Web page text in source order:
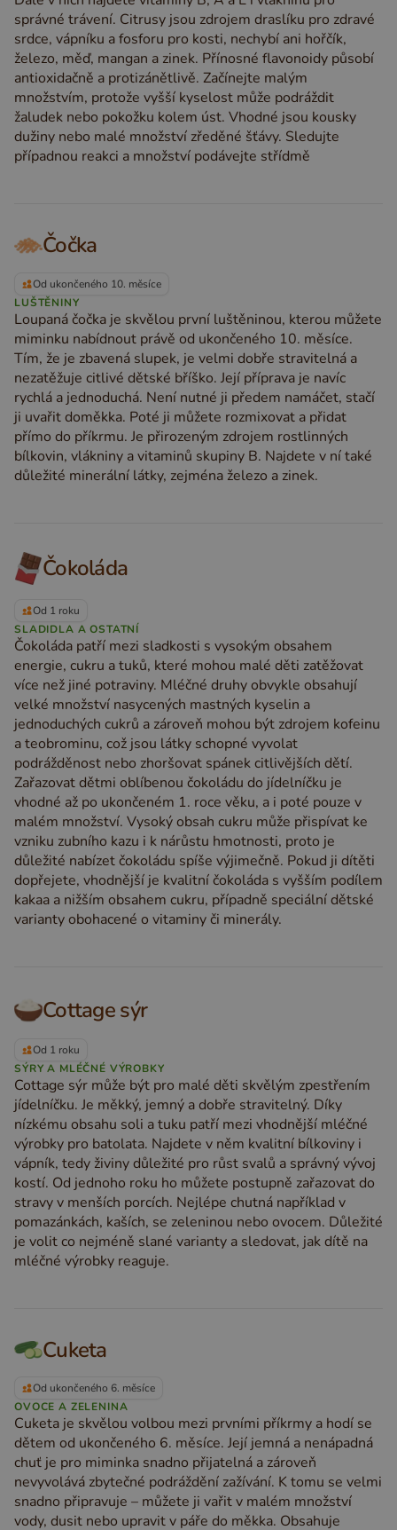
správné trávení. Citrusy jsou zdrojem draslíku pro zdravé
srdce, vápníku a fosforu pro kosti, nechybí ani hořčík,
železo, měď, mangan a zinek. Přínosné flavonoidy působí
antioxidačně a protizánětlivě. Začínejte malým
množstvím, protože vyšší kyselost může podráždit
žaludek nebo pokožku kolem úst. Vhodné jsou kousky
dužiny nebo malé množství zředěné šťávy. Sledujte
případnou reakci a množství podávejte střídmě
Čočka
Od ukončeného 10. měsíce
LUŠTĚNINY
Loupaná čočka je skvělou první luštěninou, kterou můžete
miminku nabídnout právě od ukončeného 10. měsíce.
Tím, že je zbavená slupek, je velmi dobře stravitelná a
nezatěžuje citlivé dětské bříško. Její příprava je navíc
rychlá a jednoduchá. Není nutné ji předem namáčet, stačí
ji uvařit doměkka. Poté ji můžete rozmixovat a přidat
přímo do příkrmu. Je přirozeným zdrojem rostlinných
bílkovin, vlákniny a vitaminů skupiny B. Najdete v ní také
důležité minerální látky, zejména železo a zinek.
Čokoláda
Od 1 roku
SLADIDLA A OSTATNÍ
Čokoláda patří mezi sladkosti s vysokým obsahem
energie, cukru a tuků, které mohou malé děti zatěžovat
více než jiné potraviny. Mléčné druhy obvykle obsahují
velké množství nasycených mastných kyselin a
jednoduchých cukrů a zároveň mohou být zdrojem kofeinu
a teobrominu, což jsou látky schopné vyvolat
podrážděnost nebo zhoršovat spánek citlivějších dětí.
Zařazovat dětmi oblíbenou čokoládu do jídelníčku je
vhodné až po ukončeném 1. roce věku, a i poté pouze v
malém množství. Vysoký obsah cukru může přispívat ke
vzniku zubního kazu i k nárůstu hmotnosti, proto je
důležité nabízet čokoládu spíše výjimečně. Pokud ji dítěti
dopřejete, vhodnější je kvalitní čokoláda s vyšším podílem
kakaa a nižším obsahem cukru, případně speciální dětské
varianty obohacené o vitaminy či minerály.
Cottage sýr
Od 1 roku
SÝRY A MLÉČNÉ VÝROBKY
Cottage sýr může být pro malé děti skvělým zpestřením
jídelníčku. Je měkký, jemný a dobře stravitelný. Díky
nízkému obsahu soli a tuku patří mezi vhodnější mléčné
výrobky pro batolata. Najdete v něm kvalitní bílkoviny i
vápník, tedy živiny důležité pro růst svalů a správný vývoj
kostí. Od jednoho roku ho můžete postupně zařazovat do
stravy v menších porcích. Nejlépe chutná například v
pomazánkách, kaších, se zeleninou nebo ovocem. Důležité
je volit co nejméně slané varianty a sledovat, jak dítě na
mléčné výrobky reaguje.
Cuketa
Od ukončeného 6. měsíce
OVOCE A ZELENINA
Cuketa je skvělou volbou mezi prvními příkrmy a hodí se
dětem od ukončeného 6. měsíce. Její jemná a nenápadná
chuť je pro miminka snadno přijatelná a zároveň
nevyvolává zbytečné podráždění zažívání. K tomu se velmi
snadno připravuje – můžete ji vařit v malém množství
vody, dusit nebo upravit v páře do měkka. Obsahuje